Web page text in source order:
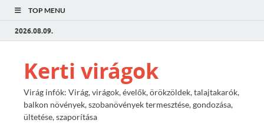
TOP MENU
2026.08.09.
Kerti virágok
Virág infók: Virág, virágok, évelők, örökzöldek, talajtakarók,
balkon növények, szobanövények termesztése, gondozása,
ültetése, szaporítása